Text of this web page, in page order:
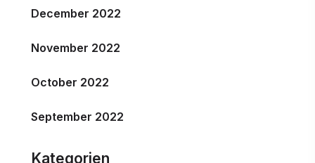
December 2022
November 2022
October 2022
September 2022
Kategorien